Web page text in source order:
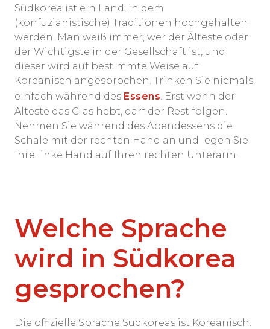
Südkorea ist ein Land, in dem
(konfuzianistische) Traditionen hochgehalten
werden. Man weiß immer, wer der Älteste oder
der Wichtigste in der Gesellschaft ist, und
dieser wird auf bestimmte Weise auf
Koreanisch angesprochen. Trinken Sie niemals
einfach während des Essens. Erst wenn der
Älteste das Glas hebt, darf der Rest folgen.
Nehmen Sie während des Abendessens die
Schale mit der rechten Hand an und legen Sie
Ihre linke Hand auf Ihren rechten Unterarm.
Welche Sprache
wird in Südkorea
gesprochen?
Die offizielle Sprache Südkoreas ist Koreanisch.